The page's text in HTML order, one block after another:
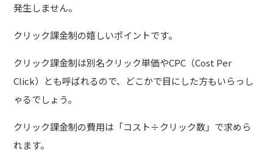
発生しません。
クリック課金制の嬉しいポイントです。
クリック課金制は別名クリック単価やCPC（Cost Per
Click）とも呼ばれるので、どこかで目にした方もいらっし
ゃるでしょう。
クリック課金制の費用は「コスト÷クリック数」で求めら
れます。